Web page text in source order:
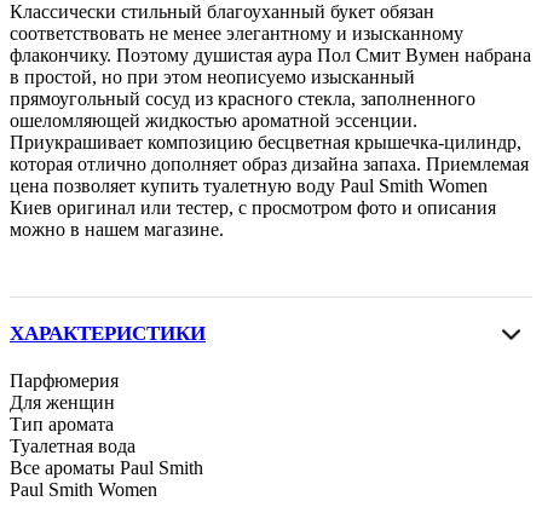
Классически стильный благоуханный букет обязан
соответствовать не менее элегантному и изысканному
флакончику. Поэтому душистая аура Пол Смит Вумен набрана
в простой, но при этом неописуемо изысканный
прямоугольный сосуд из красного стекла, заполненного
ошеломляющей жидкостью ароматной эссенции.
Приукрашивает композицию бесцветная крышечка-цилиндр,
которая отлично дополняет образ дизайна запаха. Приемлемая
цена позволяет купить туалетную воду Paul Smith Women
Киев оригинал или тестер, с просмотром фото и описания
можно в нашем магазине.
ХАРАКТЕРИСТИКИ
Парфюмерия
Для женщин
Тип аромата
Туалетная вода
Все ароматы Paul Smith
Paul Smith Women